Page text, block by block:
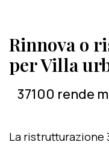
Rinnova o
per Villa
37100 rende
La ristrutturazione